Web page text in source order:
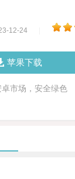
12-24
苹果下载
卓市场，安全绿色